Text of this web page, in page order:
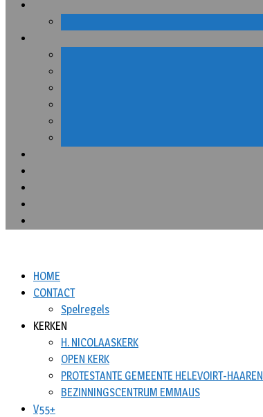
HOME
CONTACT
Spelregels
KERKEN
H. NICOLAASKERK
OPEN KERK
PROTESTANTE GEMEENTE HELEVOIRT-HAAREN
BEZINNINGSCENTRUM EMMAUS
V55+